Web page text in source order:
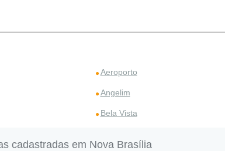
Aeroporto
Angelim
Bela Vista
cadastradas em Nova Brasília